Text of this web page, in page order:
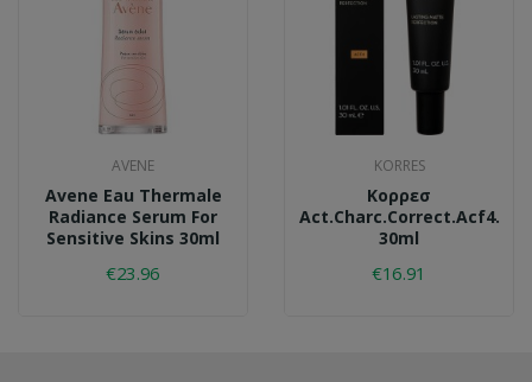
AVENE
Avene Eau Thermale
Radiance Serum For
Sensitive Skins 30ml
€23.96
KORRES
Κορρεσ
Act.charc.correct.acf4.
30ml
€16.91